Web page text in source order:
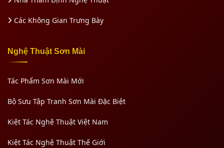
Các Không Gian Trưng Bày
Nghệ Thuật Sơn Mài
Tác Phẩm Sơn Mài Mới
Bộ Sưu Tập Tranh Sơn Mài Đặc Biệt
Kiệt Tác Nghệ Thuật Việt Nam
Kiệt Tác Nghệ Thuật Thế Giới